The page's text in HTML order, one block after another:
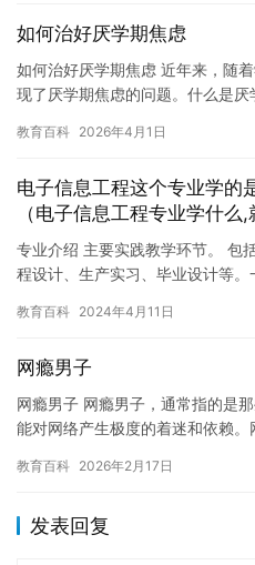
如何治好厌学期焦虑
如何治好厌学期焦虑 近年来，随
现了厌学期焦虑的问题。什么是
情况…
教育百科 2026年4月1日
电子信息工程这个专业学的
（电子信息工程专业学什么,
专业介绍 主要实践教学环节。 包
程设计、生产实习、毕业设计等
教育百科 2024年4月11日
网瘾男子
网瘾男子 网瘾男子，通常指的是
能对网络产生极度的着迷和依赖
迷也…
教育百科 2026年2月17日
发表回复